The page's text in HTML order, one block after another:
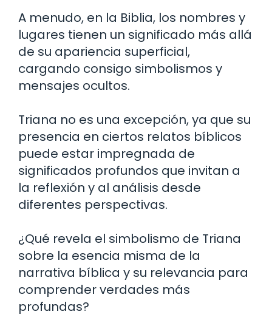
A menudo, en la Biblia, los nombres y
lugares tienen un significado más allá
de su apariencia superficial,
cargando consigo simbolismos y
mensajes ocultos.
Triana no es una excepción, ya que su
presencia en ciertos relatos bíblicos
puede estar impregnada de
significados profundos que invitan a
la reflexión y al análisis desde
diferentes perspectivas.
¿Qué revela el simbolismo de Triana
sobre la esencia misma de la
narrativa bíblica y su relevancia para
comprender verdades más
profundas?